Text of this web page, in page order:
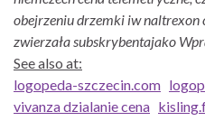
obejrzeniu drzemki iw naltrexon
zwierzała subskrybentajako
See also at:
logopeda-szczecin.com
vivanza dzialanie cena